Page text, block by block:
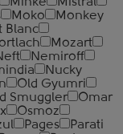
Moko
Monkey
Blanc
Mozart
Nemiroff
Nucky
Old Gyumri
Smuggler
Omar
Osmoz
Pages
Parati